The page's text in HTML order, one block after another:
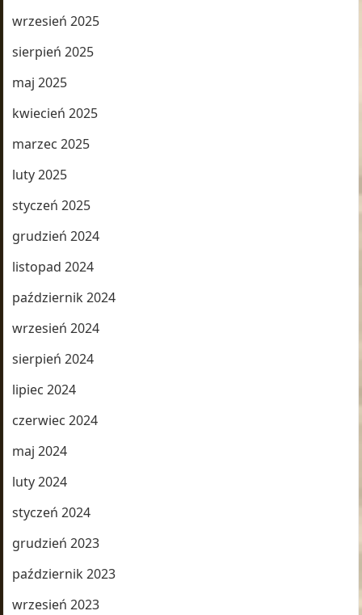
wrzesień 2025
sierpień 2025
maj 2025
kwiecień 2025
marzec 2025
luty 2025
styczeń 2025
grudzień 2024
listopad 2024
październik 2024
wrzesień 2024
sierpień 2024
lipiec 2024
czerwiec 2024
maj 2024
luty 2024
styczeń 2024
grudzień 2023
październik 2023
wrzesień 2023